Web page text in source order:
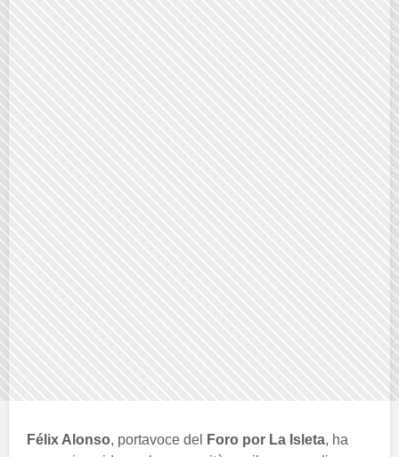
Félix Alonso, portavoce del Foro por La Isleta, ha